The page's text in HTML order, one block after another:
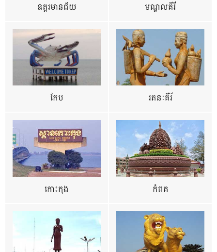
ឧត្ដរមានជ័យ មណ្ឌលគីរី
កែប រតនៈគីរី
កោះកុង កំពត